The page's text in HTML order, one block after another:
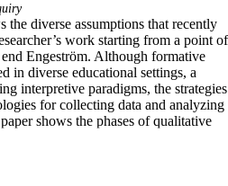
diverse assumptions that recently
work starting from a point of
Engeström. Although formative
in diverse educational settings, a
interpretive paradigms, the strategies
for collecting data and analyzing
shows the phases of qualitative
carried out with teachers of a